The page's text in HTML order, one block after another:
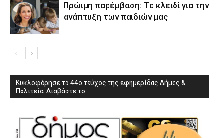
Πρώιμη παρέμβαση: Το κλειδί για την
ανάπτυξη των παιδιών µας
Κυκλοφόρησε το 44ο τεύχος της εφημερίδας Δήμος &
Πολιτεία. Διαβάστε το: